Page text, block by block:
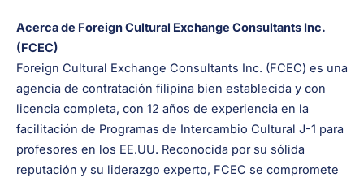
Acerca de Foreign Cultural Exchange Consultants Inc.
(FCEC)
Foreign Cultural Exchange Consultants Inc. (FCEC) es una
agencia de contratación filipina bien establecida y con
licencia completa, con 12 años de experiencia en la
facilitación de Programas de Intercambio Cultural J-1 para
profesores en los EE.UU. Reconocida por su sólida
reputación y su liderazgo experto, FCEC se compromete